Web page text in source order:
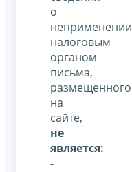
о
неприменении
налоговым
органом
письма,
размещенного
на
сайте,
не
является:
-